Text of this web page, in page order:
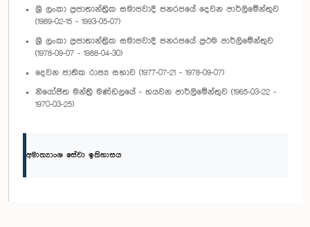
ශ්‍රී ලංකා ප්‍රජාතාන්ත්‍රික සමාජවාදී ජනරජයේ දෙවන පාර්ලිමේන්තුව
(1989-02-15 - 1993-05-07)
ශ්‍රී ලංකා ප්‍රජාතාන්ත්‍රික සමාජවාදී ජනරජයේ ප්‍රථම පාර්ලිමේන්තුව
(1978-09-07 - 1988-04-30)
දෙවන ජාතික රාජ්‍ය සභාව (1977-07-21 - 1978-09-07)
නියෝජිත මන්ත්‍රි මණ්ඩලයේ - හයවන පාර්ලිමේන්තුව (1965-03-22 -
1970-03-25)
අමාත්‍යාංශ සේවා ඉතිහාසය